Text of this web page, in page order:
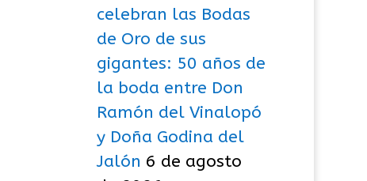
celebran las Bodas
de Oro de sus
gigantes: 50 años de
la boda entre Don
Ramón del Vinalopó
y Doña Godina del
Jalón 6 de agosto